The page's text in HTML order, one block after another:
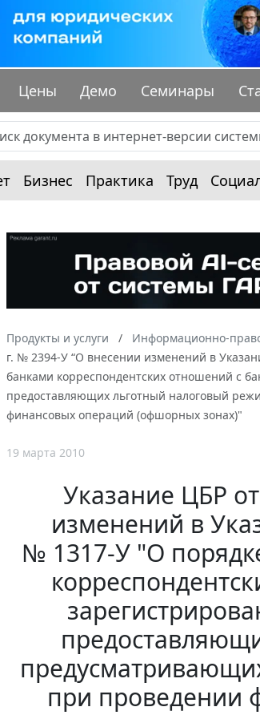
Цены Демо Семинары
Бизнес Практика Труд
Продукты и услуги Информационно-
г. № 2394-У “О внесении изменений в
банками корреспондентских отношений с
предоставляющих льготный налоговый
финансовых операций (офшорных зонах)"
19 марта 2010
Указание ЦБР
изменений в
№ 1317-У "О
при проведении